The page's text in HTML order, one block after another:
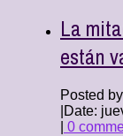
La
están
Posted by
Date:
0